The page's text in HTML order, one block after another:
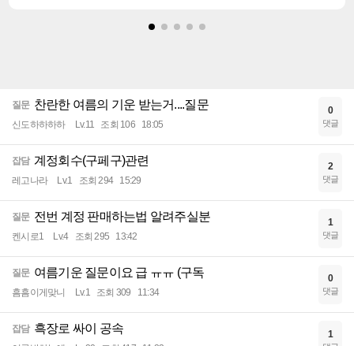
질문 찬란한 여름의 기운 받는거....질문
신도하하하하 Lv.11 조회 106 18:05
0
댓글
잡담 계정회수(구페구)관련
레고나라 Lv.1 조회 294 15:29
2
댓글
질문 전번 계정 판매하는법 알려주실분
켄시로1 Lv.4 조회 295 13:42
1
댓글
질문 여름기운 질문이요 급 ㅠㅠ (구독
흠흠이게맞니 Lv.1 조회 309 11:34
0
댓글
잡담 흑장로 싸이 공속 1